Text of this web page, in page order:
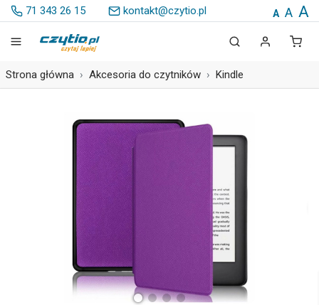
71 343 26 15 kontakt@czytio.pl A A A
Strona główna Akcesoria do czytników Kindle